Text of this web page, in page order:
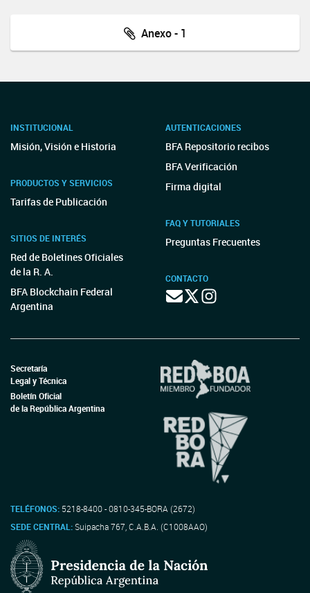
Anexo - 1
INSTITUCIONAL
Misión, Visión e Historia
PRODUCTOS Y SERVICIOS
Tarifas de Publicación
SITIOS DE INTERÉS
Red de Boletines Oficiales
de la R. A.
BFA Blockchain Federal
Argentina
AUTENTICACIONES
BFA Repositorio recibos
BFA Verificación
Firma digital
FAQ Y TUTORIALES
Preguntas Frecuentes
CONTACTO
Secretaría
Legal y Técnica
Boletín Oficial
de la República Argentina
TELÉFONOS: 5218-8400 - 0810-345-BORA (2672)
SEDE CENTRAL:Suipacha 767, C.A.B.A. (C1008AAO)